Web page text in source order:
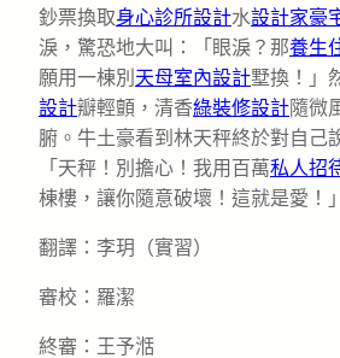
鈔票換取身心診所設計水設計家豪
淚，驚恐地大叫：「眼淚？那養生
願用一棟別 天母室內設計墅換！」
設計瓣輕顫，清香綠裝修設計隨微
腑。牛土豪看到林天秤終於對自己
「天秤！別擔心！我用百萬私人招
棟樓，讓你隨意破壞！這就是愛！」
翻譯：李玥（實習）
審校：羅潔
終審：王予湉